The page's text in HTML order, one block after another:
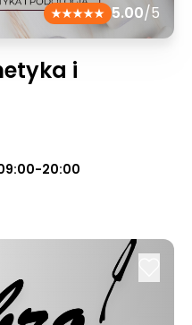
5.00/5
i
20:00